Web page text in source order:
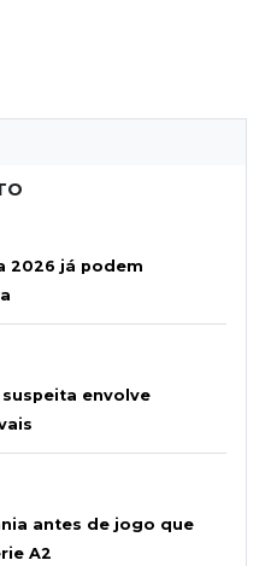
2026 já podem
envolve
antes de jogo que
A2